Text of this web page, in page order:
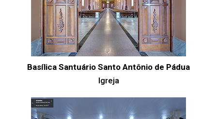
Basílica Santuário Santo Antônio de Pádua
Igreja